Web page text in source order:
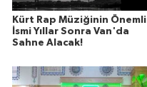
Kürt Rap Müziğinin Önemli
İsmi Yıllar Sonra Van'da
Sahne Alacak!